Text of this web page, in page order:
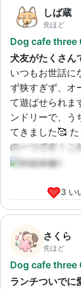
しば蔵
先ほど
Dog cafe three
犬友がたくさん
いつもお世話に
ず狭すぎず、オ
て遊ばせられま
ンドリーで、う
てきました🥰
の一つです！こ
3 い
さくら
先ほど
Dog cafe three
ランチついでに